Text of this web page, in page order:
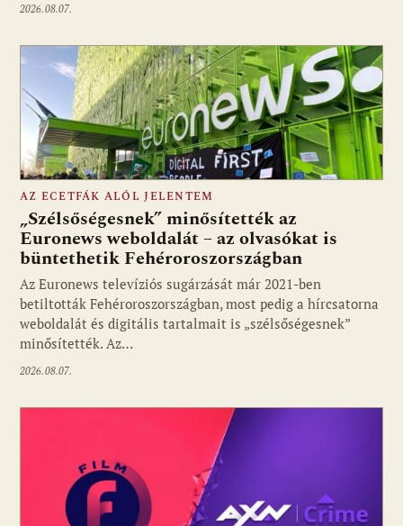
2026.08.07.
Fotó: media1.hu
AZ ECETFÁK ALÓL JELENTEM
„Szélsőségesnek” minősítették az
Euronews weboldalát – az olvasókat is
büntethetik Fehéroroszországban
Az Euronews televíziós sugárzását már 2021-ben
betiltották Fehéroroszországban, most pedig a hírcsatorna
weboldalát és digitális tartalmait is „szélsőségesnek”
minősítették. Az…
2026.08.07.